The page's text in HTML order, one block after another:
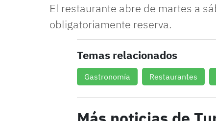
El restaurante abre de martes a
obligatoriamente reserva.
Temas relacionados
Gastronomía Restaurantes